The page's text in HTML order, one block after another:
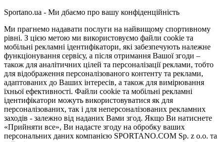
Sportano.ua - Ми дбаємо про вашу конфіденційність
Ми прагнемо надавати послуги на найвищому спортивному
рівні. З цією метою ми використовуємо файли cookie та
мобільні рекламні ідентифікатори, які забезпечують належне
функціонування сервісу, а після отримання Вашої згоди –
також для аналітичних цілей та персоналізації реклами, тобто
для відображення персоналізованого контенту та реклами,
адаптованих до Ваших інтересів, а також для вимірювання
їхньої ефективності. Файли cookie та мобільні рекламні
ідентифікатори можуть використовуватися як для
персоналізованих, так і для неперсоналізованих рекламних
заходів - залежно від наданих Вами згод. Якщо Ви натиснете
«Прийняти все», Ви надасте згоду на обробку ваших
персональних даних компанією SPORTANO.COM Sp. z o.o. та